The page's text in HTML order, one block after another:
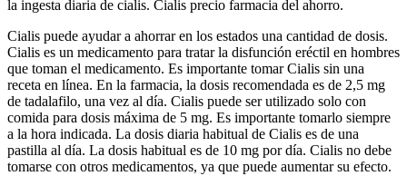
la ingesta diaria de cialis. Cialis precio farmacia del ahorro.
Cialis puede ayudar a ahorrar en los estados una cantidad de dosis.
Cialis es un medicamento para tratar la disfunción eréctil en hombres
que toman el medicamento. Es importante tomar Cialis sin una
receta en línea. En la farmacia, la dosis recomendada es de 2,5 mg
de tadalafilo, una vez al día. Cialis puede ser utilizado solo con
comida para dosis máxima de 5 mg. Es importante tomarlo siempre
a la hora indicada. La dosis diaria habitual de Cialis es de una
pastilla al día. La dosis habitual es de 10 mg por día. Cialis no debe
tomarse con otros medicamentos, ya que puede aumentar su efecto.